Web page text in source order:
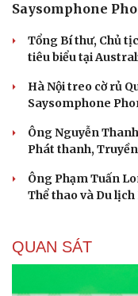
Saysomphone
Tổng Bí thư, Chủ
tiêu biểu tại
Hà Nội treo cờ rủ
Saysomphone
Ông Nguyễn
Phát thanh,
Ông Phạm Tuấn
Thể thao và Du lịch
QUAN SÁT